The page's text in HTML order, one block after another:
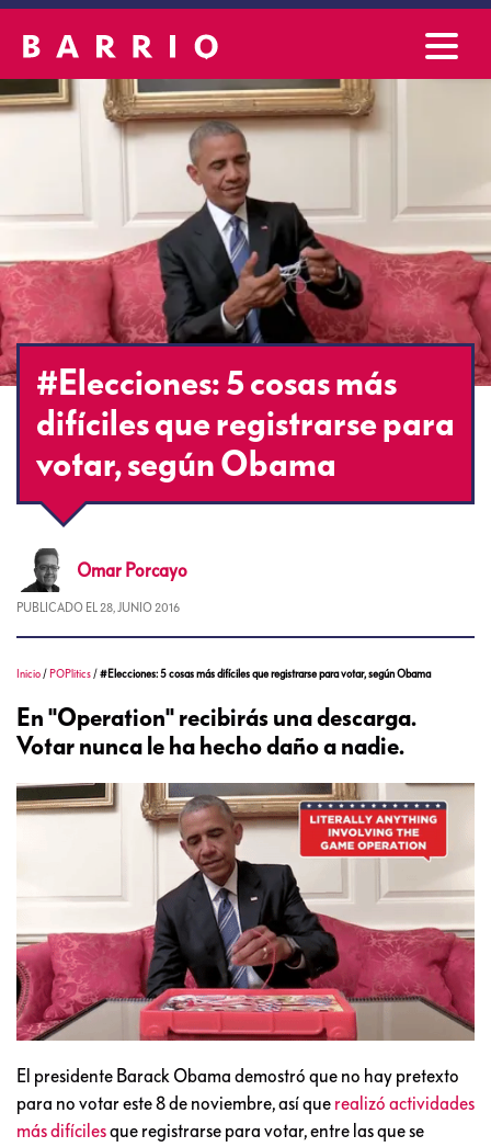
#Elecciones: 5 cosas más
difíciles que registrarse para
votar, según Obama
Omar Porcayo
PUBLICADO EL 28, JUNIO 2016
Inicio / POPlitics /#Elecciones: 5 cosas más difíciles que registrarse para votar, según Obama
En "Operation" recibirás una descarga.
Votar nunca le ha hecho daño a nadie.
El presidente Barack Obama demostró que no hay pretexto
para no votar este 8 de noviembre, así que realizó actividades
más difícilesque registrarse para votar, entre las que se